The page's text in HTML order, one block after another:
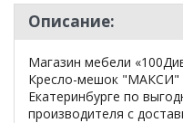
Описание:
Магазин мебели
Кресло-мешок "МАКСИ"
Екатеринбурге по
производителя с